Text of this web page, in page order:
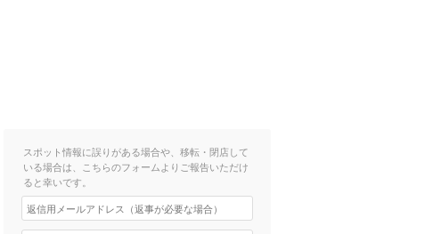
スポット情報に誤りがある場合や、移転・閉店して
いる場合は、こちらのフォームよりご報告いただけ
ると幸いです。